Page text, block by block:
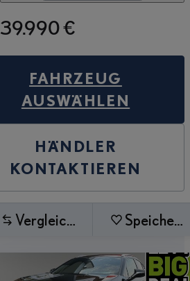
39.990 €
FAHRZEUG
AUSWÄHLEN
HÄNDLER
KONTAKTIEREN
Vergleichen Speichern